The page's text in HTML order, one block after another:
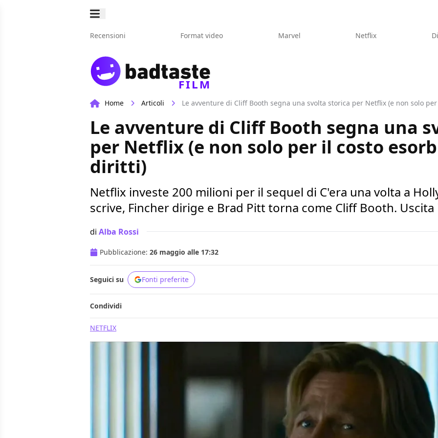
Recensioni Format video Marvel Netflix
FILM
Home Articoli Le avventure di Cliff Booth segna una svolta storica per Netflix (e non solo
Le avventure di Cliff Booth segna una
per Netflix (e non solo per il costo
diritti)
Netflix investe 200 milioni per il sequel di C'era una volta a
scrive, Fincher dirige e Brad Pitt torna come Cliff Booth. Uscita
di Alba Rossi
Pubblicazione: 26 maggio alle 17:32
Seguici su Fonti preferite
Condividi
NETFLIX